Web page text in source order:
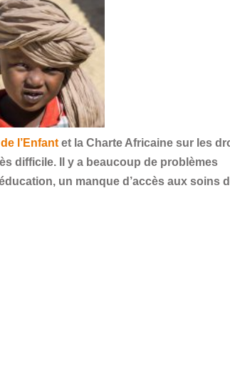
l’Enfant et la Charte Africaine sur les
difficile. Il y a beaucoup de problèmes
un manque d’accès aux soins